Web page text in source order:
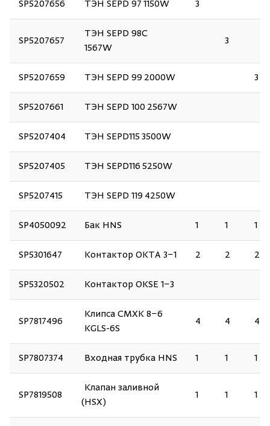
SP5207656 ТЭН SEPD 97 1150W 3
SP5207657
ТЭН SEPD 98C
1567W
3
SP5207659 ТЭН SEPD 99 2000W 3
SP5207661 ТЭН SEPD 100 2567W
SP5207404 ТЭН SEPD115 3500W
SP5207405 ТЭН SEPD116 5250W
SP5207415 ТЭН SEPD 119 4250W
SP4050092 Бак HNS 1 1 1
SP5301647 Контактор OKTA 3−1 2 2 2
SP5320502 Контактор OKSE 1−3
SP7817496
Клипса CMXK 8−6
KGLS-6S
4 4 4
SP7807374 Входная трубка HNS 1 1 1
SP7819508
Клапан заливной
(HSX)
1 1 1